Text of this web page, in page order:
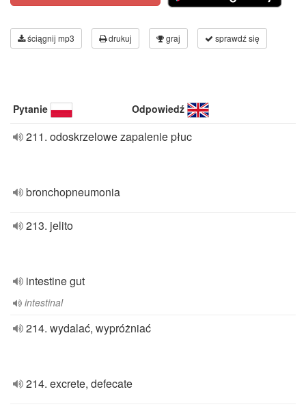
ściągnij mp3 drukuj graj sprawdź się
Pytanie Odpowiedź
211. odoskrzelowe zapalenie płuc
bronchopneumonia
213. jelito
intestine gut
intestinal
214. wydalać, wypróżniać
214. excrete, defecate